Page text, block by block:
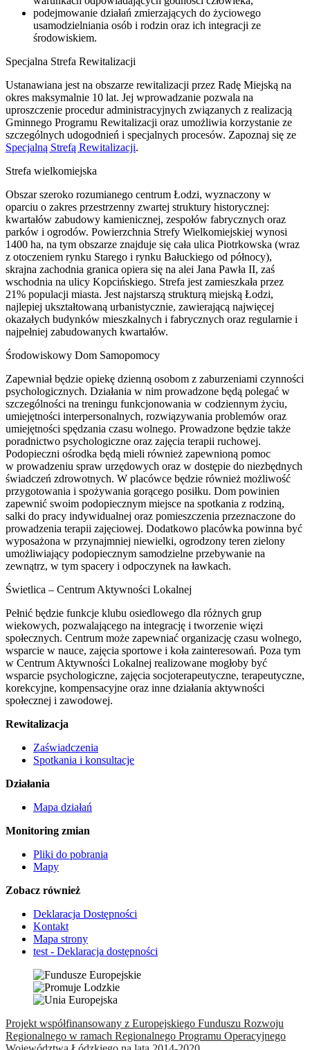
podejmowanie działań zmierzających do życiowego
usamodzielniania osób i rodzin oraz ich integracji ze
środowiskiem.
Specjalna Strefa Rewitalizacji
Ustanawiana jest na obszarze rewitalizacji przez Radę Miejską na
okres maksymalnie 10 lat. Jej wprowadzanie pozwala na
uproszczenie procedur administracyjnych związanych z realizacją
Gminnego Programu Rewitalizacji oraz umożliwia korzystanie ze
szczególnych udogodnień i specjalnych procesów. Zapoznaj się ze
Specjalną Strefą Rewitalizacji.
Strefa wielkomiejska
Obszar szeroko rozumianego centrum Łodzi, wyznaczony w
oparciu o zakres przestrzenny zwartej struktury historycznej:
kwartałów zabudowy kamienicznej, zespołów fabrycznych oraz
parków i ogrodów. Powierzchnia Strefy Wielkomiejskiej wynosi
1400 ha, na tym obszarze znajduje się cała ulica Piotrkowska (wraz
z otoczeniem rynku Starego i rynku Bałuckiego od północy),
skrajna zachodnia granica opiera się na alei Jana Pawła II, zaś
wschodnia na ulicy Kopcińskiego. Strefa jest zamieszkała przez
21% populacji miasta. Jest najstarszą strukturą miejską Łodzi,
najlepiej ukształtowaną urbanistycznie, zawierającą najwięcej
okazałych budynków mieszkalnych i fabrycznych oraz regularnie i
najpełniej zabudowanych kwartałów.
Środowiskowy Dom Samopomocy
Zapewniał będzie opiekę dzienną osobom z zaburzeniami czynności
psychologicznych. Działania w nim prowadzone będą polegać w
szczególności na treningu funkcjonowania w codziennym życiu,
umiejętności interpersonalnych, rozwiązywania problemów oraz
umiejętności spędzania czasu wolnego. Prowadzone będzie także
poradnictwo psychologiczne oraz zajęcia terapii ruchowej.
Podopieczni ośrodka będą mieli również zapewnioną pomoc
w prowadzeniu spraw urzędowych oraz w dostępie do niezbędnych
świadczeń zdrowotnych. W placówce będzie również możliwość
przygotowania i spożywania gorącego posiłku. Dom powinien
zapewnić swoim podopiecznym miejsce na spotkania z rodziną,
salki do pracy indywidualnej oraz pomieszczenia przeznaczone do
prowadzenia terapii zajęciowej. Dodatkowo placówka powinna być
wyposażona w przynajmniej niewielki, ogrodzony teren zielony
umożliwiający podopiecznym samodzielne przebywanie na
zewnątrz, w tym spacery i odpoczynek na ławkach.
Świetlica – Centrum Aktywności Lokalnej
Pełnić będzie funkcje klubu osiedlowego dla różnych grup
wiekowych, pozwalającego na integrację i tworzenie więzi
społecznych. Centrum może zapewniać organizację czasu wolnego,
wsparcie w nauce, zajęcia sportowe i koła zainteresowań. Poza tym
w Centrum Aktywności Lokalnej realizowane mogłoby być
wsparcie psychologiczne, zajęcia socjoterapeutyczne, terapeutyczne,
korekcyjne, kompensacyjne oraz inne działania aktywności
społecznej i zawodowej.
Rewitalizacja
Zaświadczenia
Spotkania i konsultacje
Działania
Mapa działań
Monitoring zmian
Pliki do pobrania
Mapy
Zobacz również
Deklaracja Dostępności
Kontakt
Mapa strony
test - Deklaracja dostępności
Projekt współfinansowany z Europejskiego Funduszu Rozwoju
Regionalnego w ramach Regionalnego Programu Operacyjnego